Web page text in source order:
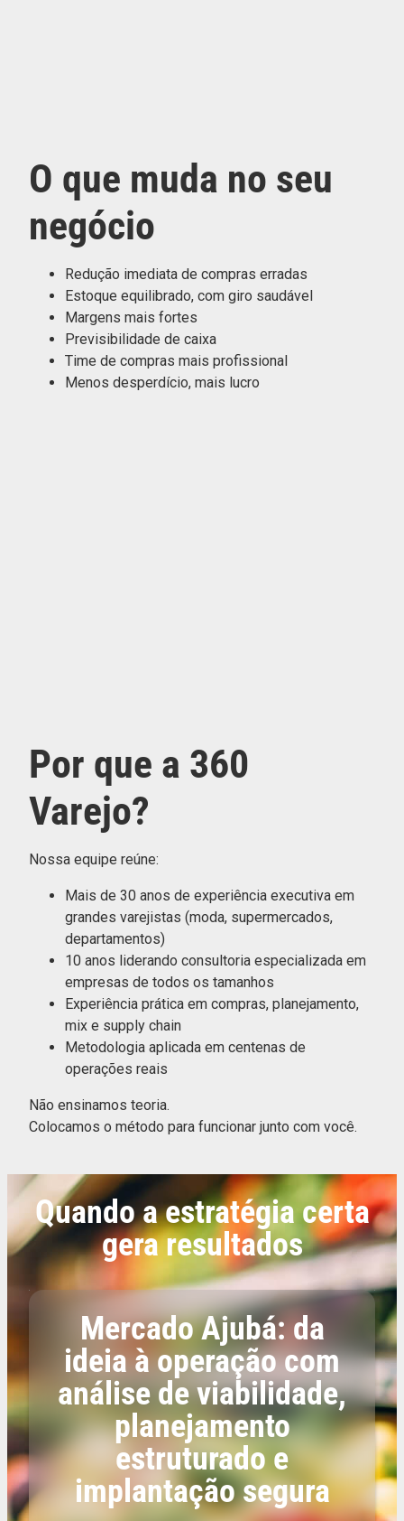
O que muda no seu
negócio
Redução imediata de compras erradas
Estoque equilibrado, com giro saudável
Margens mais fortes
Previsibilidade de caixa
Time de compras mais profissional
Menos desperdício, mais lucro
Por que a 360
Varejo?
Nossa equipe reúne:
Mais de 30 anos de experiência executiva em
grandes varejistas (moda, supermercados,
departamentos)
10 anos liderando consultoria especializada em
empresas de todos os tamanhos
Experiência prática em compras, planejamento,
mix e supply chain
Metodologia aplicada em centenas de
operações reais
Não ensinamos teoria.
Colocamos o método para funcionar junto com você.
Quando a estratégia certa
gera resultados
Mercado Ajubá: da
ideia à operação com
análise de viabilidade,
planejamento
estruturado e
implantação segura